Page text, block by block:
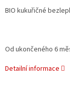
BIO kukuřičné
Od ukončeného 6
Detailní informace